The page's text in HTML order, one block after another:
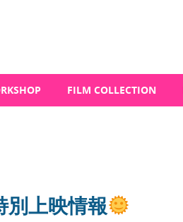
FILM COLLECTION
上映情報